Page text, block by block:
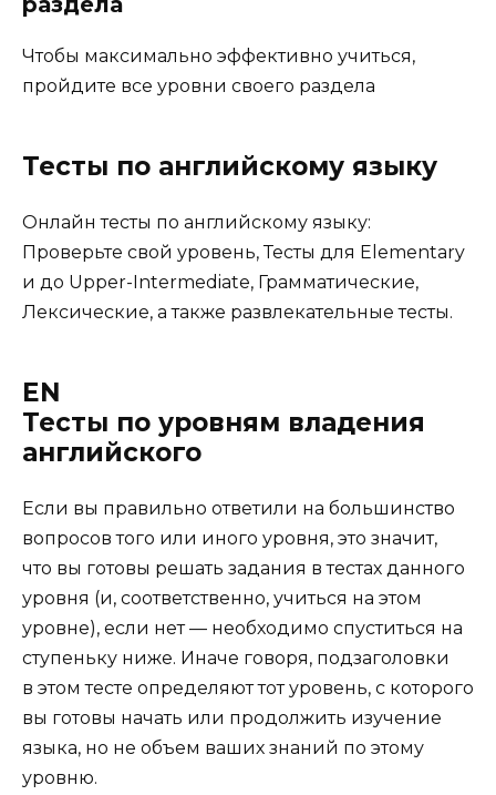
Чтобы максимально эффективно учиться,
пройдите все уровни своего раздела
Тесты по английскому языку
Онлайн тесты по английскому языку:
Проверьте свой уровень, Тесты для Elementary
и до Upper-Intermediate, Грамматические,
Лексические, а также развлекательные тесты.
EN
Тесты по уровням владения
английского
Если вы правильно ответили на большинство
вопросов того или иного уровня, это значит,
что вы готовы решать задания в тестах данного
уровня (и, соответственно, учиться на этом
уровне), если нет — необходимо спуститься на
ступеньку ниже. Иначе говоря, подзаголовки
в этом тесте определяют тот уровень, с которого
вы готовы начать или продолжить изучение
языка, но не объем ваших знаний по этому
уровню.